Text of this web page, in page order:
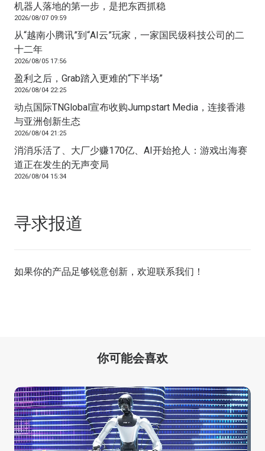
机器人落地的第一步，是把东西抓稳
2026/08/07 09:59
从“越南小腾讯”到“AI云”玩家，一家国民级科技公司的二
十二年
2026/08/05 17:56
盈利之后，Grab踏入更难的“下半场”
2026/08/04 22:25
动点国际TNGlobal宣布收购Jumpstart Media，连接香港
与亚洲创新生态
2026/08/04 21:25
消消乐活了、大厂少赚170亿、AI开始抢人：游戏出海赛
道正在发生的无声变局
2026/08/04 15:34
寻求报道
如果你的产品足够锐意创新，欢迎联系我们 ！
你可能会喜欢